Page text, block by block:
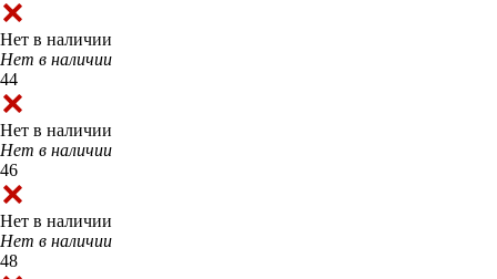
Нет в наличии
Нет в наличии
44
Нет в наличии
Нет в наличии
46
Нет в наличии
Нет в наличии
48